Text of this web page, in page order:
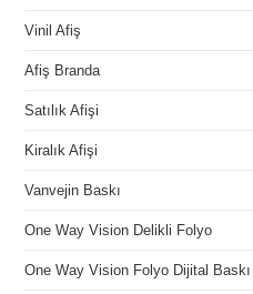
Vinil Afiş
Afiş Branda
Satılık Afişi
Kiralık Afişi
Vanvejin Baskı
One Way Vision Delikli Folyo
One Way Vision Folyo Dijital Baskı